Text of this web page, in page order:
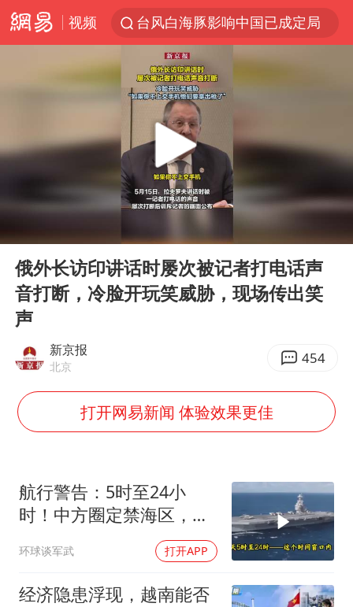
视频
台风白海豚影响中国已成定局
昆明石林火把节
我国编制完成新版全月地质图
郑国霖回应去景区上班被保安拦下
感觉全东北都在等7号
扎哈罗娃批广岛市长不提美国原子弹
多地要求领导干部带头休假
首次证实！“胶球”存在
奋进开新局 实干挑大梁
Play
俄外长访印讲话时屡次被记者打电话声
音打断，冷脸开玩笑威胁，现场传出笑
声
新京报
北京 454
打开网易新闻 体验效果更佳
航行警告：5时至24小
时！中方圈定禁海区，美
航母紧急后撤，黄岩岛主
权已定
环球谈军武 打开APP
经济隐患浮现，越南能否